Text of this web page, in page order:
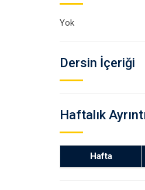
Yok
Dersin İçeriği
Haftalık
Hafta